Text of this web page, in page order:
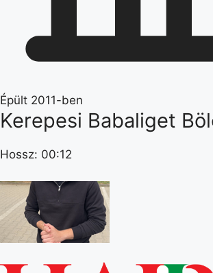
Épült 2011-ben
Kerepesi Babaliget
Hossz: 00:12